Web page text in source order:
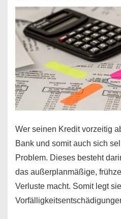
Mit
diesen
Regeln!
Wer seinen Kredit vorzeitig
Bank und somit auch sich
Problem. Dieses besteht
das außerplanmäßige,
Verluste macht. Somit legt sie